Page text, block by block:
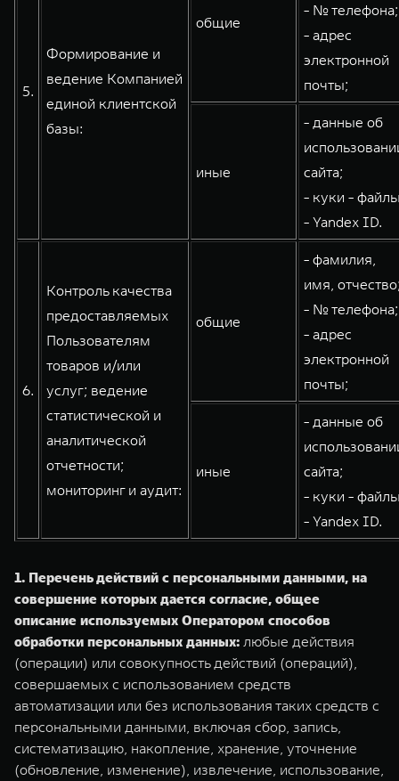
5.
Формирование и
ведение Компанией
единой клиентской
базы:
общие
- № телефона;
- адрес
электронной
почты;
иные
- данные об
сайта;
- куки -
- Yandex ID.
6.
Контроль качества
предоставляемых
Пользователям
товаров и/или
услуг; ведение
статистической и
аналитической
отчетности;
мониторинг и аудит:
общие
- фамилия,
имя,
- № телефона;
- адрес
электронной
почты;
иные
- данные об
сайта;
- куки -
- Yandex ID.
1. Перечень действий с персональными данными, на
совершение которых дается согласие, общее
описание используемых Оператором способов
обработки персональных данных: любые действия
(операции) или совокупность действий (операций),
совершаемых с использованием средств
автоматизации или без использования таких средств с
персональными данными, включая сбор, запись,
систематизацию, накопление, хранение, уточнение
(обновление, изменение), извлечение, использование,